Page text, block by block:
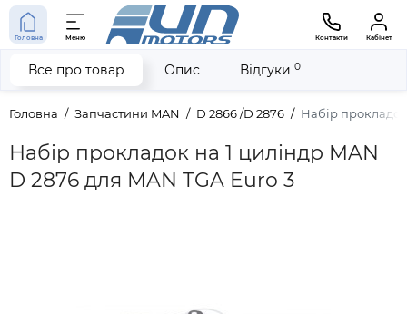
Головна Меню Контакти Кабінет
Головна Запчастини MAN D 2866 /D 2876 Набір
Набір прокладок на 1 циліндр MAN
D 2876 для MAN TGA Euro 3
Все про товар Опис Відгуки 0